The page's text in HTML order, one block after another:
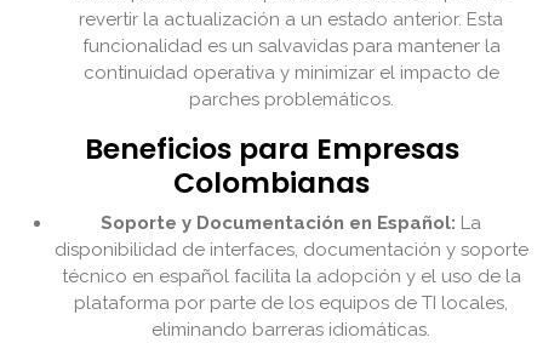
revertir la actualización a un estado anterior. Esta
funcionalidad es un salvavidas para mantener la
continuidad operativa y minimizar el impacto de
parches problemáticos.
Beneficios para Empresas
Colombianas
Soporte y Documentación en Español: La
disponibilidad de interfaces, documentación y soporte
técnico en español facilita la adopción y el uso de la
plataforma por parte de los equipos de TI locales,
eliminando barreras idiomáticas.